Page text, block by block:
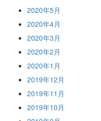
2020年5月
2020年4月
2020年3月
2020年2月
2020年1月
2019年12月
2019年11月
2019年10月